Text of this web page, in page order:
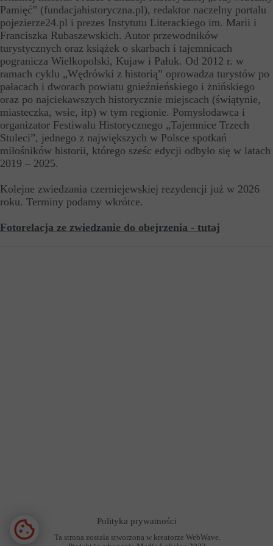
Pamięć” (fundacjahistoryczna.pl), redaktor naczelny portalu
pojezierze24.pl i prezes Instytutu Literackiego im. Marii i
Franciszka Rubaszewskich. Autor przewodników
turystycznych oraz książek o skarbach i tajemnicach
pogranicza Wielkopolski, Kujaw i Pałuk. Od 2012 r. w
ramach cyklu „Wędrówki z historią” oprowadza turystów po
pałacach i dworach powiatu gnieźnieńskiego i żnińskiego
oraz po najciekawszych historycznie miejscach (świątynie,
miasteczka, wsie, itp) w tym regionie. Pomysłodawca i
organizator Festiwalu Historycznego „Tajemnice Trzech
Stuleci”, jednego z największych w Polsce spotkań
miłośników historii, którego sześc edycji odbyło się w latach
2019 – 2025.
Kolejne zwiedzania czerniejewskiej rezydencji już w 2026
roku. Terminy podamy wkrótce.
Fotorelacja ze zwiedzanie do obejrzenia - tutaj
Polityka prywatności
Ta strona została stworzona w kreatorze WebWave.